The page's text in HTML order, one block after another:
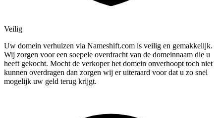
Veilig
Uw domein verhuizen via Nameshift.com is veilig en gemakkelijk.
Wij zorgen voor een soepele overdracht van de domeinnaam die u
heeft gekocht. Mocht de verkoper het domein onverhoopt toch niet
kunnen overdragen dan zorgen wij er uiteraard voor dat u zo snel
mogelijk uw geld terug krijgt.